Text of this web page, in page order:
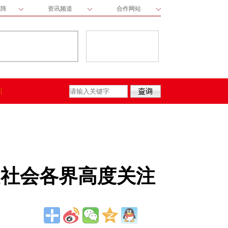
资讯频道 合作网站
会各界高度关注